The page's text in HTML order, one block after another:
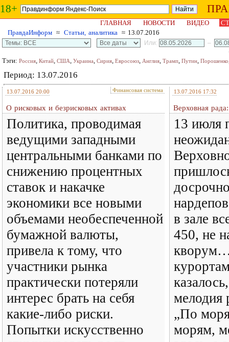
18+
ГЛАВНАЯ НОВОСТИ ВИДЕО
ПравдаИнформ ≈ Статьи, аналитика ≈ 13.07.2016
Или:
–
Тэги: Россия, Китай, США, Украина, Сирия, Евросоюз, Англия, Трамп, Путин, Порошенко
Период: 13.07.2016
13.07.2016 20:00 Финансовая система
О рисковых и безрисковых активах
Политика, проводимая
ведущими западными
центральными банками по
снижению процентных
ставок и накачке
экономики все новыми
объемами необеспеченной
бумажной валюты,
привела к тому, что
участники рынка
практически потеряли
интерес брать на себя
какие-либо риски.
Попытки искусственно
13.07.2016 17:32
Верховная
13 июля
в зале
450, не
кворум…
мелодия
„По
морям,